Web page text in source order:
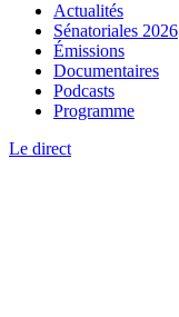
Actualités
Sénatoriales 2026
Émissions
Documentaires
Podcasts
Programme
Le direct